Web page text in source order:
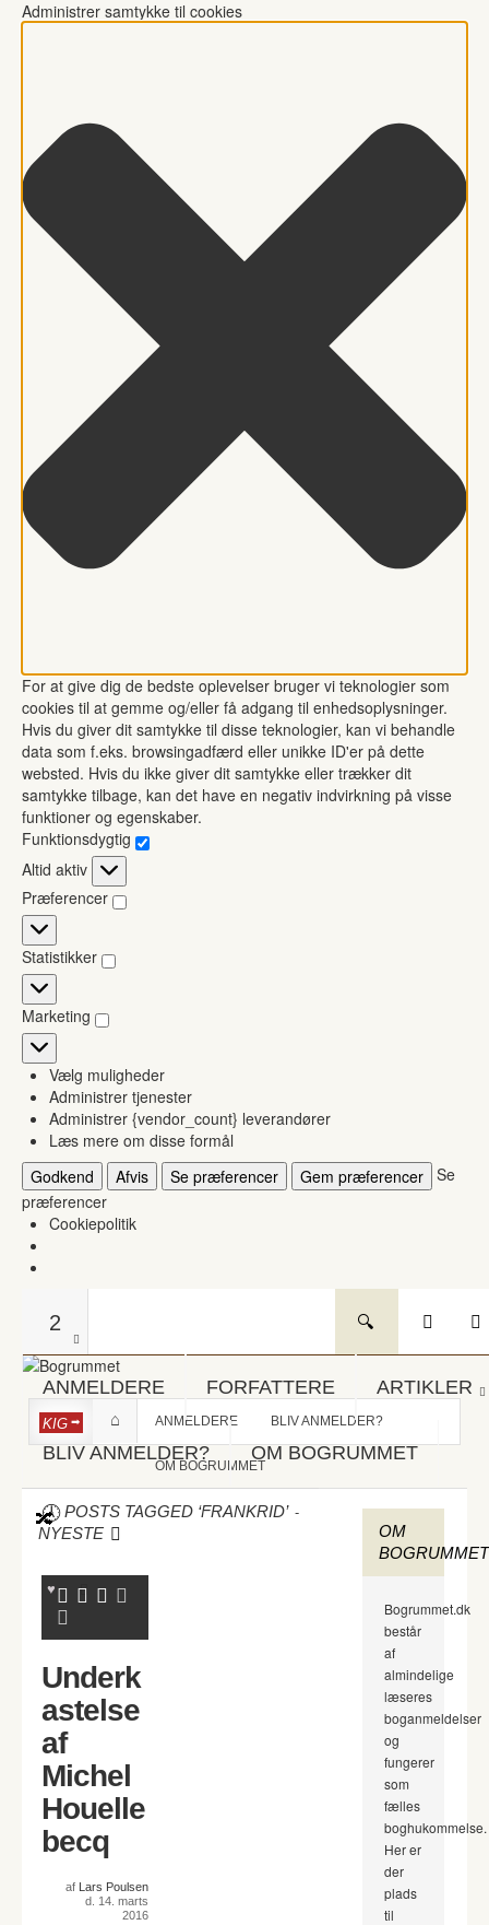
Administrer samtykke til cookies
For at give dig de bedste oplevelser bruger vi teknologier som
cookies til at gemme og/eller få adgang til enhedsoplysninger.
Hvis du giver dit samtykke til disse teknologier, kan vi behandle
data som f.eks. browsingadfærd eller unikke ID'er på dette
websted. Hvis du ikke giver dit samtykke eller trækker dit
samtykke tilbage, kan det have en negativ indvirkning på visse
funktioner og egenskaber.
Funktionsdygtig
Funktionsdygtig
Altid aktiv
Præferencer
Præferencer
Statistikker
Statistikker
Marketing
Marketing
Vælg muligheder
Administrer tjenester
Administrer {vendor_count} leverandører
Læs mere om disse formål
Godkend
Afvis Se præferencer Gem præferencer Se
præferencer
Cookiepolitik
2
ANMELDERE FORFATTERE ARTIKLER
BLIV ANMELDER? OM BOGRUMMET
KIG ANMELDERE BLIV ANMELDER?
OM BOGRUMMET
POSTS TAGGED ‘FRANKRID’ -
NYESTE
Underk
astelse
af
Michel
Houelle
becq
af Lars Poulsen
d. 14. marts
2016
OM
BOGRUMMET
Bogrummet.dk
består
af
almindelige
læseres
boganmeldelser
og
fungerer
som
fælles
boghukommelse.
Her er
der
plads
til